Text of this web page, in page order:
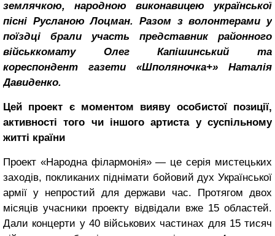
землячкою, народною виконавицею української
пісні Русланою Лоцман. Разом з волонтерами у
поїздці брали участь представник районного
військкомату Олег Капішинський та
кореспондент газети «Шполяночка+» Наталія
Давиденко.
Цей проект є моментом вияву особистої позиції,
активності того чи іншого артиста у суспільному
житті країни
Проект «Народна філармонія» — це серія мистецьких
заходів, покликаних піднімати бойовий дух Української
армії у непростий для держави час. Протягом двох
місяців учасники проекту відвідали вже 15 областей.
Дали концерти у 40 військових частинах для 15 тисяч